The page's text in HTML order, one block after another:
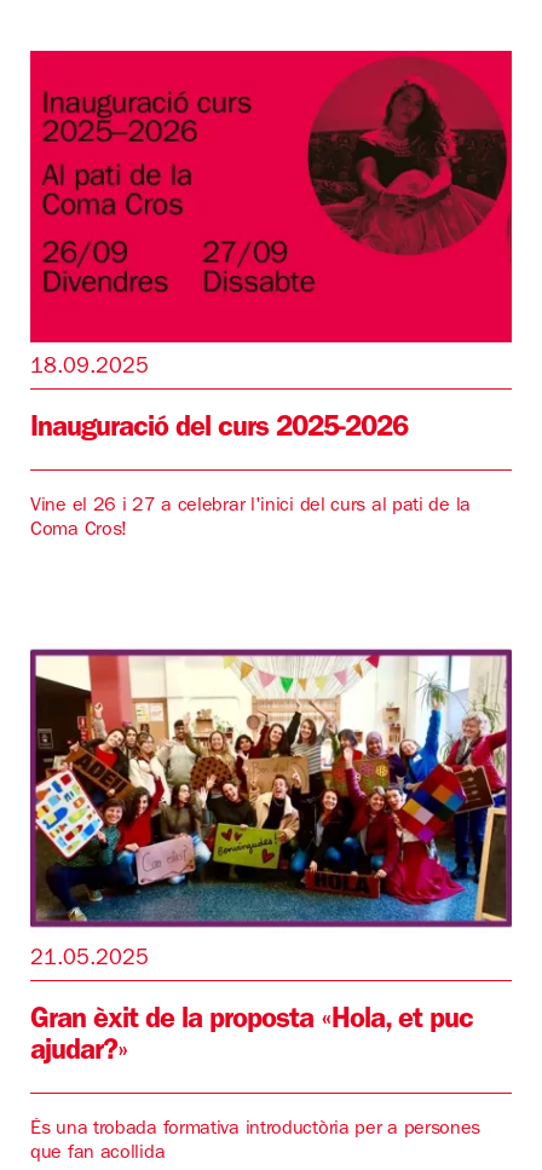
18.09.2025
Inauguració del curs 2025-2026
Vine el 26 i 27 a celebrar l'inici del curs al pati de la
Coma Cros!
21.05.2025
Gran èxit de la proposta «Hola, et puc
ajudar?»
És una trobada formativa introductòria per a persones
que fan acollida